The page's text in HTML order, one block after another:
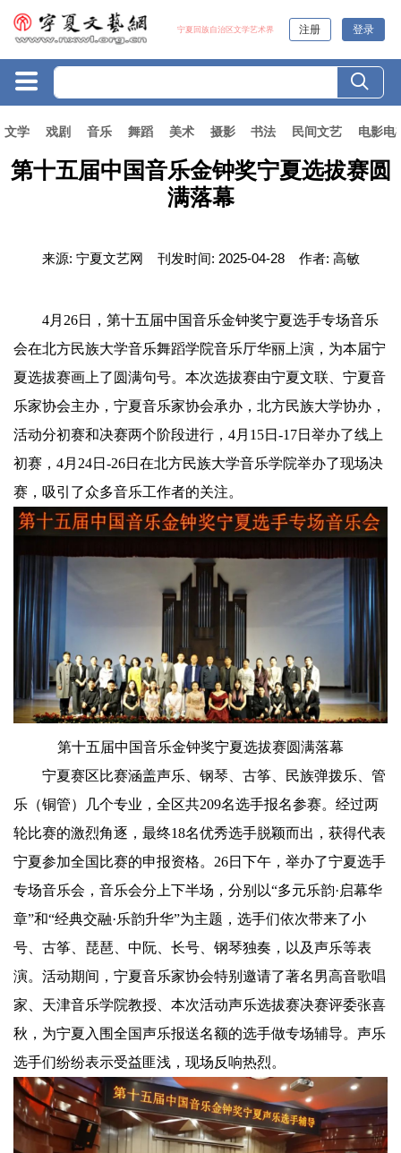
宁夏回族自治区文学艺术界 注册 登录
文学 戏剧 音乐 舞蹈 美术 摄影 书法 民间文艺 电影电
第十五届中国音乐金钟奖宁夏选拔赛圆
满落幕
来源: 宁夏文艺网 刊发时间: 2025-04-28 作者: 高敏
4月26日，第十五届中国音乐金钟奖宁夏选手专场音乐
会在北方民族大学音乐舞蹈学院音乐厅华丽上演，为本届宁
夏选拔赛画上了圆满句号。本次选拔赛由宁夏文联、宁夏音
乐家协会主办，宁夏音乐家协会承办，北方民族大学协办，
活动分初赛和决赛两个阶段进行，4月15日-17日举办了线上
初赛，4月24日-26日在北方民族大学音乐学院举办了现场决
赛，吸引了众多音乐工作者的关注。
第十五届中国音乐金钟奖宁夏选拔赛圆满落幕
宁夏赛区比赛涵盖声乐、钢琴、古筝、民族弹拨乐、管
乐（铜管）几个专业，全区共209名选手报名参赛。经过两
轮比赛的激烈角逐，最终18名优秀选手脱颖而出，获得代表
宁夏参加全国比赛的申报资格。26日下午，举办了宁夏选手
专场音乐会，音乐会分上下半场，分别以“多元乐韵·启幕华
章”和“经典交融·乐韵升华”为主题，选手们依次带来了小
号、古筝、琵琶、中阮、长号、钢琴独奏，以及声乐等表
演。 活动期间，宁夏音乐家协会特别邀请了著名男高音歌唱
家、天津音乐学院教授、本次活动声乐选拔赛决赛评委张喜
秋，为宁夏入围全国声乐报送名额的选手做专场辅导。声乐
选手们纷纷表示受益匪浅，现场反响热烈。